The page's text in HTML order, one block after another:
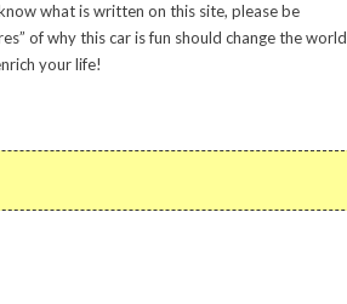
what is written on this site, please be
of why this car is fun should change the world
your life!